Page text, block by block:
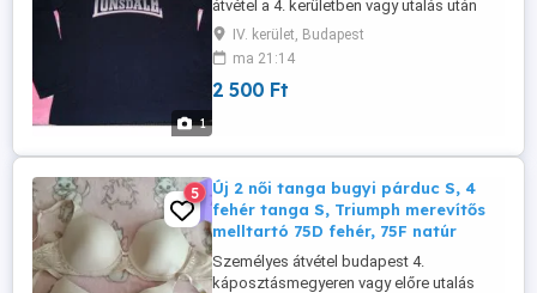
1
átvétel a 4. kerületben vagy utalás után
postázom.
IV. kerület, Budapest
ma 21:14
2 500 Ft
5
Új 2 női tanga bugyi párduc S, 4
fehér tanga S, Triumph merevítős
melltartó 75D fehér, 75F natúr
Személyes átvétel budapest 4.
káposztásmegyeren vagy előre utalás